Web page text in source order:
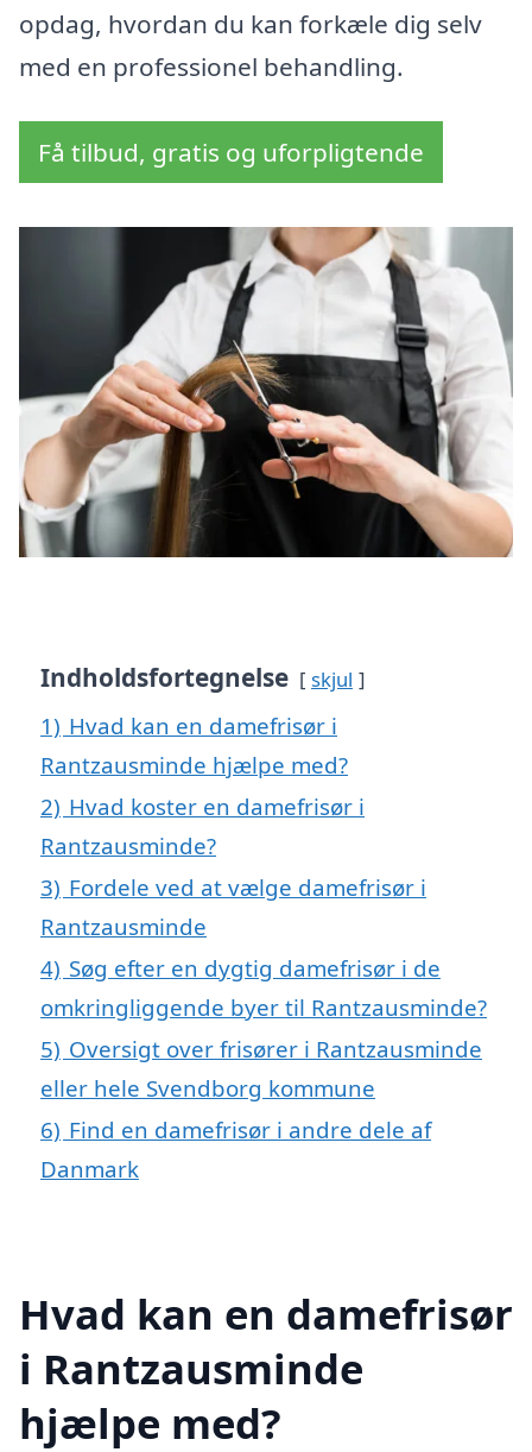
opdag, hvordan du kan forkæle dig selv
med en professionel behandling.
Få tilbud, gratis og uforpligtende
Indholdsfortegnelse skjul
1) Hvad kan en damefrisør i
Rantzausminde hjælpe med?
2) Hvad koster en damefrisør i
Rantzausminde?
3) Fordele ved at vælge damefrisør i
Rantzausminde
4) Søg efter en dygtig damefrisør i de
omkringliggende byer til Rantzausminde?
5) Oversigt over frisører i Rantzausminde
eller hele Svendborg kommune
6) Find en damefrisør i andre dele af
Danmark
Hvad kan en damefrisør
i Rantzausminde
hjælpe med?